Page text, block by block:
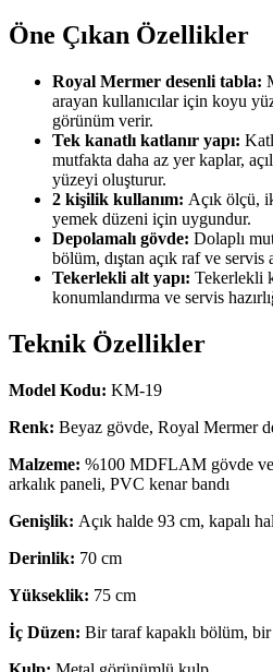
Öne Çıkan Özellikler
Royal Mermer desenli tabla:
arayan kullanıcılar için koyu
görünüm verir.
Tek kanatlı katlanır yapı:
mutfakta daha az yer kaplar,
yüzeyi oluşturur.
2 kişilik kullanım: Açık ölçü,
yemek düzeni için uygundur.
Depolamalı gövde: Dolaplı
bölüm, dıştan açık raf ve servis
Tekerlekli alt yapı: Tekerlekli
konumlandırma ve servis
Teknik Özellikler
Model Kodu: KM-19
Renk: Beyaz gövde, Royal Mermer
Malzeme: %100 MDFLAM gövde
arkalık paneli, PVC kenar bandı
Genişlik: Açık halde 93 cm, kapalı
Derinlik: 70 cm
Yükseklik: 75 cm
İç Düzen: Bir taraf kapaklı bölüm, bir